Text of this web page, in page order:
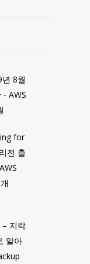
8월
- AWS
for
전 출
AWS
– 지락
알아